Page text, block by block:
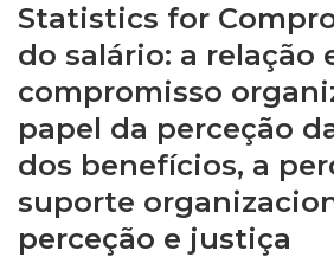
Browse repository
Entities
Statistics for
do salário: a relação
compromisso
papel da perceção
dos benefícios, a
suporte
perceção e justiça